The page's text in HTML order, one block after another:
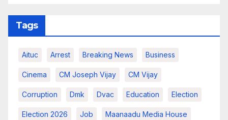
Tags
Aituc Arrest Breaking News​ Business
Cinema CM Joseph Vijay CM Vijay
Corruption Dmk Dvac Education Election
Election 2026 Job Maanaadu Media House